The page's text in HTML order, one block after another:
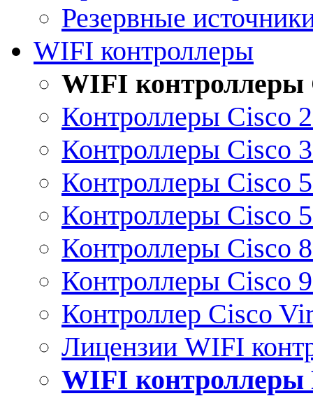
Резервные
WIFI контроллеры
WIFI контроллеры
Контроллеры Cisco
Контроллеры Cisco
Контроллеры Cisco
Контроллеры Cisco
Контроллеры Cisco
Контроллеры Cisco
Контроллер Cisco
Лицензии WIFI
WIFI контроллеры